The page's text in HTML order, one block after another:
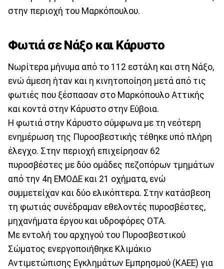
στην περιοχή του Μαρκόπουλου.
Φωτιά σε Νάξο και Κάρυστο
Νωρίτερα μήνυμα από το 112 εστάλη και στη Νάξο,
ενώ άμεση ήταν και η κινητοποίηση μετά από τις
φωτιές που ξέσπασαν στο Μαρκόπουλο Αττικής
και κοντά στην Κάρυστο στην Εύβοια.
Η φωτιά στην Κάρυστο σύμφωνα με τη νεότερη
ενημέρωση της Πυροσβεστικής τέθηκε υπό πλήρη
έλεγχο. Στην περιοχή επιχείρησαν 62
πυροσβέστες με δύο ομάδες πεζοπόρων τμημάτων
από την 4η ΕΜΟΔΕ και 21 οχήματα, ενώ
συμμετείχαν και δύο ελικόπτερα. Στην κατάσβεση
τη φωτιάς συνέδραμαν εθελοντές πυροσβέστες,
μηχανήματα έργου και υδροφόρες ΟΤΑ.
Με εντολή του αρχηγού του Πυροσβεστικού
Σώματος ενεργοποιήθηκε Κλιμάκιο
Αντιμετώπισης Εγκλημάτων Εμπρησμού (ΚΑΕΕ) για